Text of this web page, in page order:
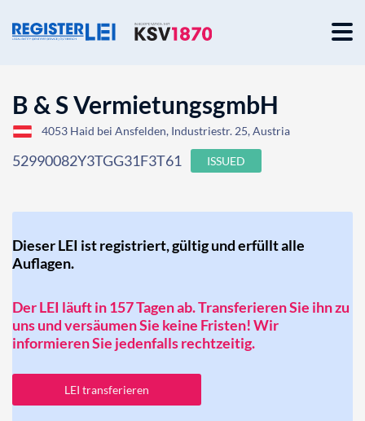
B & S VermietungsgmbH
4053 Haid bei Ansfelden, Industriestr. 25, Austria
52990082Y3TGG31F3T61 ISSUED
Dieser LEI ist registriert, gültig und erfüllt alle
Auflagen.
Der LEI läuft in 157 Tagen ab. Transferieren Sie ihn zu
uns und versäumen Sie keine Fristen! Wir
informieren Sie jedenfalls rechtzeitig.
LEI transferieren